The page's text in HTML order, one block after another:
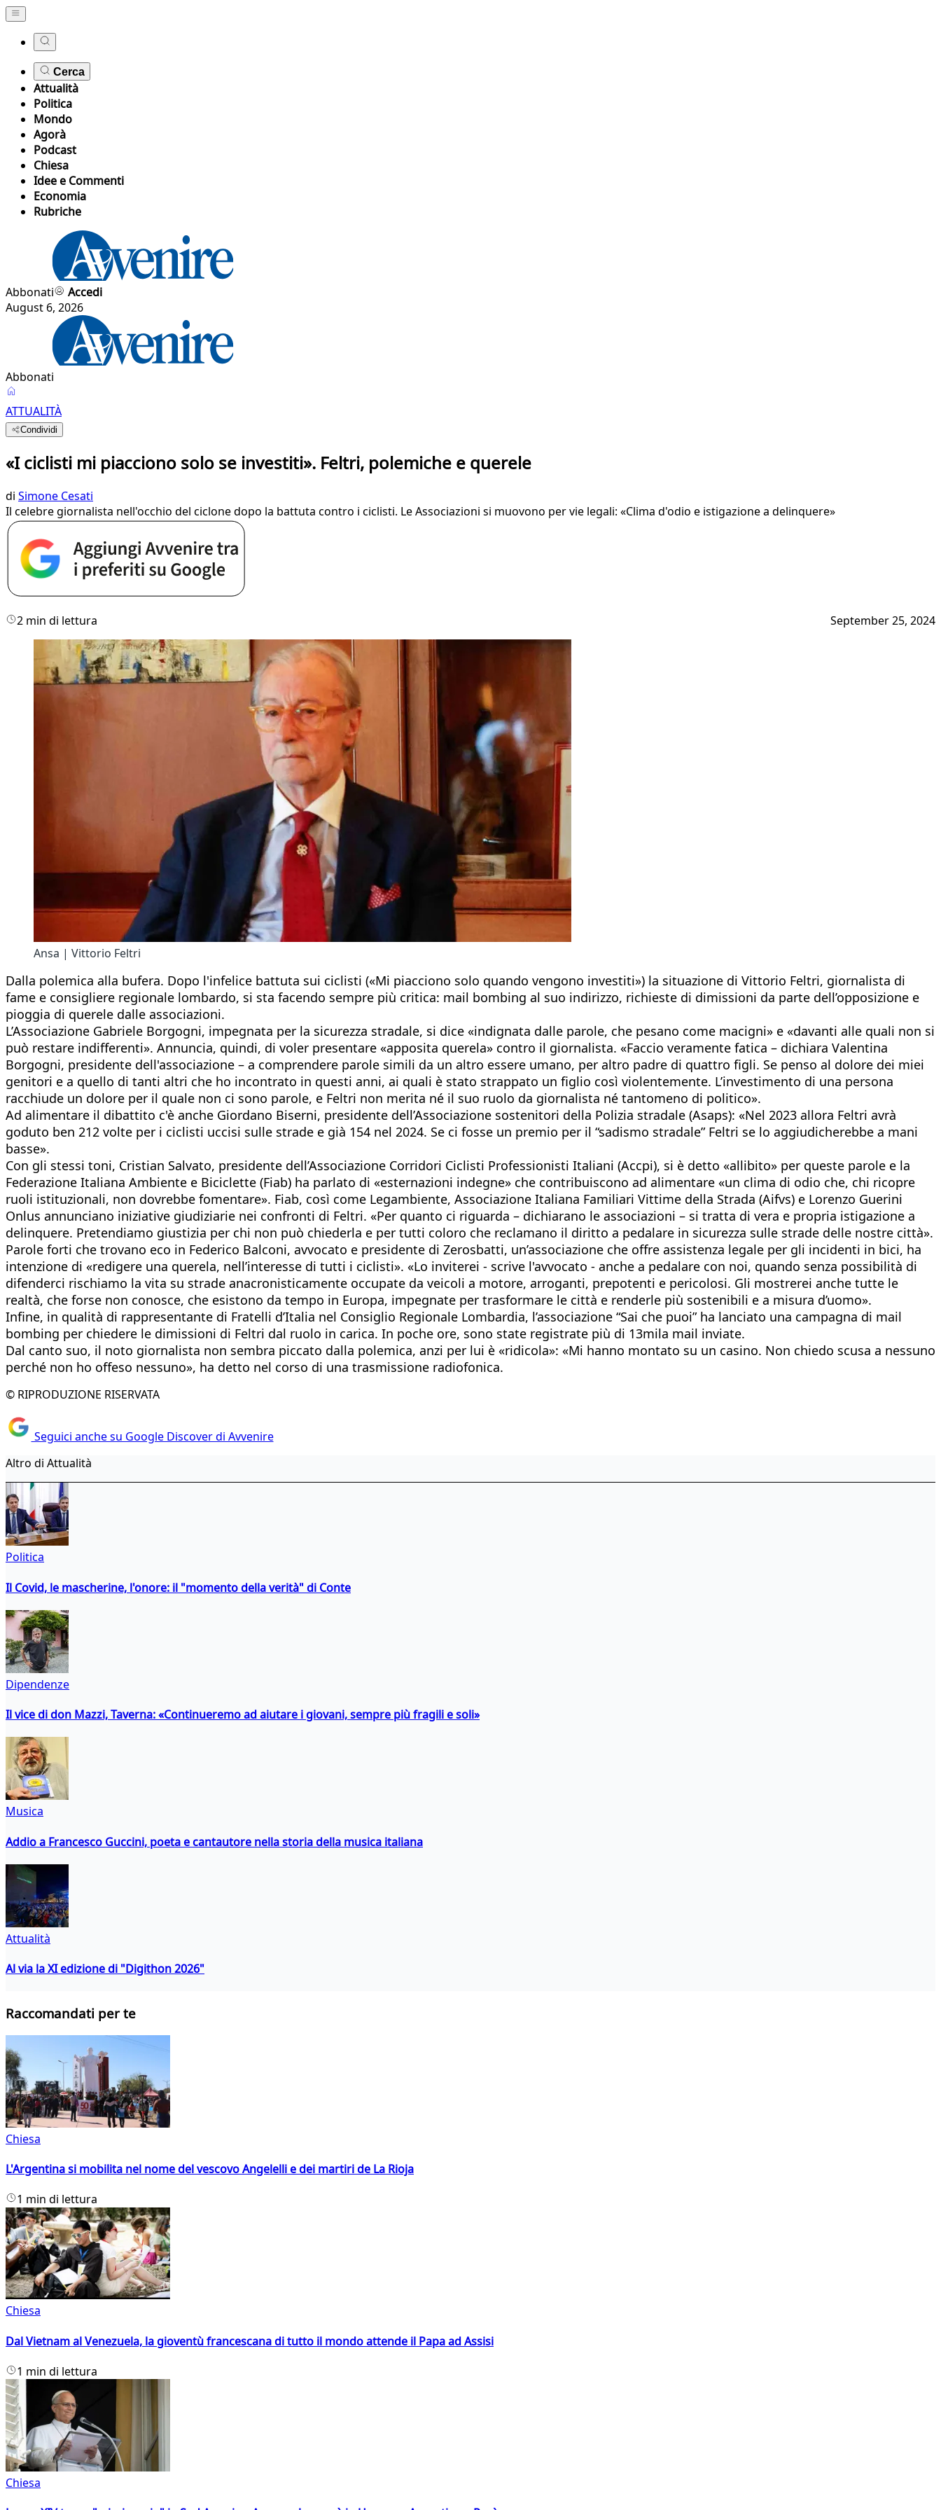
Cerca
Attualità
Politica
Mondo
Agorà
Podcast
Chiesa
Idee e Commenti
Economia
Rubriche
Abbonati
Accedi
August 6, 2026
Abbonati
ATTUALITÀ
Condividi
«I ciclisti mi piacciono solo se investiti». Feltri, polemiche e querele
di Simone Cesati
Il celebre giornalista nell'occhio del ciclone dopo la battuta contro i ciclisti. Le Associazioni si muovono per vie legali: «Clima d'odio e istigazione a delinquere»
2 min di lettura September 25, 2024
Ansa | Vittorio Feltri
Dalla polemica alla bufera. Dopo l'infelice battuta sui ciclisti («Mi piacciono solo quando vengono investiti») la situazione di Vittorio Feltri, giornalista di
fame e consigliere regionale lombardo, si sta facendo sempre più critica: mail bombing al suo indirizzo, richieste di dimissioni da parte dell’opposizione e
pioggia di querele dalle associazioni.
L’Associazione Gabriele Borgogni, impegnata per la sicurezza stradale, si dice «indignata dalle parole, che pesano come macigni» e «davanti alle quali non si
può restare indifferenti». Annuncia, quindi, di voler presentare «apposita querela» contro il giornalista. «Faccio veramente fatica – dichiara Valentina
Borgogni, presidente dell'associazione – a comprendere parole simili da un altro essere umano, per altro padre di quattro figli. Se penso al dolore dei miei
genitori e a quello di tanti altri che ho incontrato in questi anni, ai quali è stato strappato un figlio così violentemente. L’investimento di una persona
racchiude un dolore per il quale non ci sono parole, e Feltri non merita né il suo ruolo da giornalista né tantomeno di politico».
Ad alimentare il dibattito c'è anche Giordano Biserni, presidente dell’Associazione sostenitori della Polizia stradale (Asaps): «Nel 2023 allora Feltri avrà
goduto ben 212 volte per i ciclisti uccisi sulle strade e già 154 nel 2024. Se ci fosse un premio per il “sadismo stradale” Feltri se lo aggiudicherebbe a mani
basse».
Con gli stessi toni, Cristian Salvato, presidente dell’Associazione Corridori Ciclisti Professionisti Italiani (Accpi), si è detto «allibito» per queste parole e la
Federazione Italiana Ambiente e Biciclette (Fiab) ha parlato di «esternazioni indegne» che contribuiscono ad alimentare «un clima di odio che, chi ricopre
ruoli istituzionali, non dovrebbe fomentare». Fiab, così come Legambiente, Associazione Italiana Familiari Vittime della Strada (Aifvs) e Lorenzo Guerini
Onlus annunciano iniziative giudiziarie nei confronti di Feltri. «Per quanto ci riguarda – dichiarano le associazioni – si tratta di vera e propria istigazione a
delinquere. Pretendiamo giustizia per chi non può chiederla e per tutti coloro che reclamano il diritto a pedalare in sicurezza sulle strade delle nostre città».
Parole forti che trovano eco in Federico Balconi, avvocato e presidente di Zerosbatti, un’associazione che offre assistenza legale per gli incidenti in bici, ha
intenzione di «redigere una querela, nell’interesse di tutti i ciclisti». «Lo inviterei - scrive l'avvocato - anche a pedalare con noi, quando senza possibilità di
difenderci rischiamo la vita su strade anacronisticamente occupate da veicoli a motore, arroganti, prepotenti e pericolosi. Gli mostrerei anche tutte le
realtà, che forse non conosce, che esistono da tempo in Europa, impegnate per trasformare le città e renderle più sostenibili e a misura d’uomo».
Infine, in qualità di rappresentante di Fratelli d’Italia nel Consiglio Regionale Lombardia, l’associazione “Sai che puoi” ha lanciato una campagna di mail
bombing per chiedere le dimissioni di Feltri dal ruolo in carica. In poche ore, sono state registrate più di 13mila mail inviate.
Dal canto suo, il noto giornalista non sembra piccato dalla polemica, anzi per lui è «ridicola»: «Mi hanno montato su un casino. Non chiedo scusa a nessuno
perché non ho offeso nessuno», ha detto nel corso di una trasmissione radiofonica.
© RIPRODUZIONE RISERVATA
Seguici anche su Google Discover di Avvenire
Altro di Attualità
Politica
Il Covid, le mascherine, l'onore: il "momento della verità" di Conte
Dipendenze
Il vice di don Mazzi, Taverna: «Continueremo ad aiutare i giovani, sempre più fragili e soli»
Musica
Addio a Francesco Guccini, poeta e cantautore nella storia della musica italiana
Attualità
Al via la XI edizione di "Digithon 2026"
Raccomandati per te
Chiesa
L'Argentina si mobilita nel nome del vescovo Angelelli e dei martiri de La Rioja
1 min di lettura
Chiesa
Dal Vietnam al Venezuela, la gioventù francescana di tutto il mondo attende il Papa ad Assisi
1 min di lettura
Chiesa